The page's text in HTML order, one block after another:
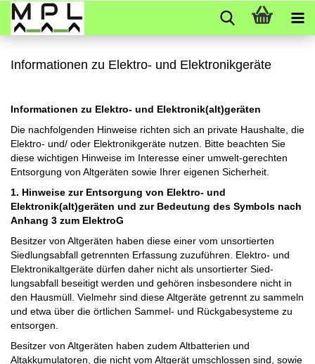
Informationen zu Elektro- und Elektronikgeräte
Informationen zu Elektro- und Elektronik(alt)geräten
Die nachfolgenden Hinweise richten sich an private Haushalte, die
Elektro- und/ oder Elektronikgeräte nutzen. Bitte beachten Sie
diese wichtigen Hinweise im Interesse einer umwelt-gerechten
Entsorgung von Altgeräten sowie Ihrer eigenen Sicherheit.
1. Hinweise zur Entsorgung von Elektro- und
Elektronik(alt)geräten und zur Bedeutung des Symbols nach
Anhang 3 zum ElektroG
Besitzer von Altgeräten haben diese einer vom unsortierten
Siedlungsabfall getrennten Erfassung zuzuführen. Elektro- und
Elektronikaltgeräte dürfen daher nicht als unsortierter Sied-
lungsabfall beseitigt werden und gehören insbesondere nicht in
den Hausmüll. Vielmehr sind diese Altgeräte getrennt zu sammeln
und etwa über die örtlichen Sammel- und Rückgabesysteme zu
entsorgen.
Besitzer von Altgeräten haben zudem Altbatterien und
Altakkumulatoren, die nicht vom Altgerät umschlossen sind, sowie